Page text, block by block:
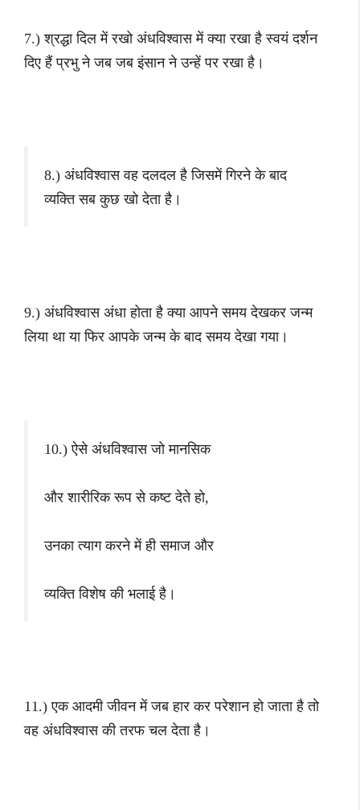
7.) श्रद्धा दिल में रखो अंधविश्वास में क्या रखा है स्वयं दर्शन
दिए हैं प्रभु ने जब जब इंसान ने उन्हें पर रखा है।
8.) अंधविश्वास वह दलदल है जिसमें गिरने के बाद
व्यक्ति सब कुछ खो देता है।
9.) अंधविश्वास अंधा होता है क्या आपने समय देखकर जन्म
लिया था या फिर आपके जन्म के बाद समय देखा गया।
10.) ऐसे अंधविश्वास जो मानसिक
और शारीरिक रूप से कष्ट देते हो,
उनका त्याग करने में ही समाज और
व्यक्ति विशेष की भलाई है।
11.) एक आदमी जीवन में जब हार कर परेशान हो जाता है तो
वह अंधविश्वास की तरफ चल देता है।